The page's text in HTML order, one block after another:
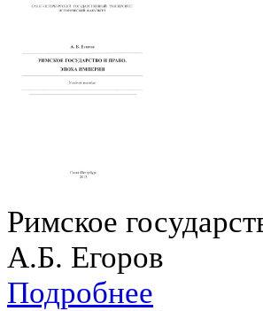
Римское
А.Б. Егоров
Подробнее